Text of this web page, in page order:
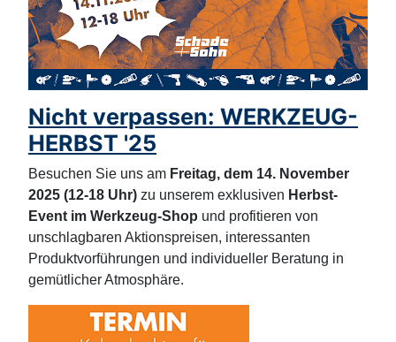
Nicht verpassen: WERKZEUG-
HERBST '25
Besuchen Sie uns am Freitag, dem 14. November
2025 (12-18 Uhr) zu unserem exklusiven Herbst-
Event im Werkzeug-Shop und profitieren von
unschlagbaren Aktionspreisen, interessanten
Produktvorführungen und individueller Beratung in
gemütlicher Atmosphäre.